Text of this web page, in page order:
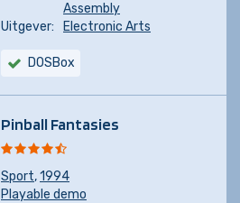
Assembly
Uitgever:
Electronic Arts
DOSBox
Pinball Fantasies
Sport,1994
Playable demo